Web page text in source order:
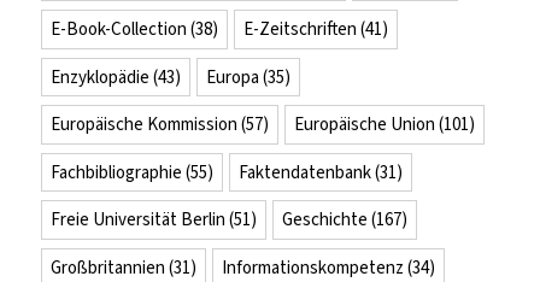
E-Book-Collection (38) E-Zeitschriften (41)
Enzyklopädie (43) Europa (35)
Europäische Kommission (57) Europäische Union (101)
Fachbibliographie (55) Faktendatenbank(31)
Freie Universität Berlin (51) Geschichte (167)
Großbritannien (31) Informationskompetenz (34)